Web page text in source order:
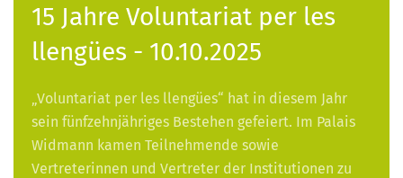
15 Jahre Voluntariat per les
llengües - 10.10.2025
„Voluntariat per les llengües“ hat in diesem Jahr
sein fünfzehnjähriges Bestehen gefeiert. Im Palais
Widmann kamen Teilnehmende sowie
Vertreterinnen und Vertreter der Institutionen zu